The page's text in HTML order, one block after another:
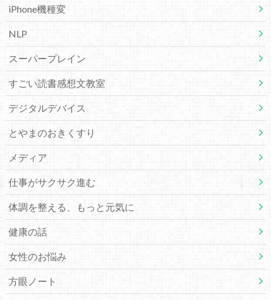
iPhone機種変
NLP
スーパープレイン
すごい読書感想文教室
デジタルデバイス
とやまのおきくすり
メディア
仕事がサクサク進む
体調を整える、もっと元気に
健康の話
女性のお悩み
方眼ノート